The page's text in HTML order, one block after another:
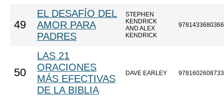
49
EL DESAFÍO DEL
AMOR PARA
PADRES
STEPHEN
KENDRICK
AND ALEX
KENDRICK
9781433680366
50
LAS 21
ORACIONES
MÁS EFECTIVAS
DE LA BIBLIA
DAVE EARLEY 9781602608733